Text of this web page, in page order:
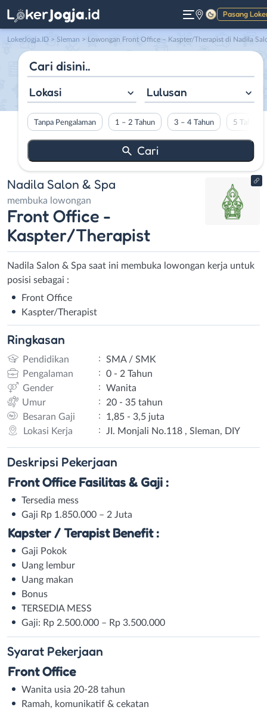
Pasang
Gelap
LokerJogja.ID > Sleman > Lowongan Front Office – Kaspter/Therapist di Nadila Salon &
Lokasi Lulusan
Tanpa Pengalaman 1 – 2 Tahun 3 – 4 Tahun 5 Tahun
Nadila Salon & Spa
membuka lowongan
Front Office -
Kaspter/Therapist
Nadila Salon & Spa saat ini membuka lowongan kerja untuk
posisi sebagai :
Front Office
Kaspter/Therapist
Ringkasan
Pendidikan :
SMA / SMK
Pengalaman
:
0 - 2 Tahun
Gender
:
Wanita
Umur
:
20 - 35 tahun
Besaran Gaji
:
1,85 - 3,5 juta
Lokasi Kerja
: JI. Monjali No.118 , Sleman, DIY
Deskripsi Pekerjaan
Front OfficeFasilitas & Gaji :
Tersedia mess
Gaji Rp 1.850.000 – 2 Juta
Kapster / TerapistBenefit :
Gaji Pokok
Uang lembur
Uang makan
Bonus
TERSEDIA MESS
Gaji: Rp 2.500.000 – Rp 3.500.000
Syarat Pekerjaan
Front Office
Wanita usia 20-28 tahun
Ramah, komunikatif & cekatan